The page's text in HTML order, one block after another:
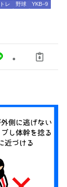
レ 野球
YKB−9